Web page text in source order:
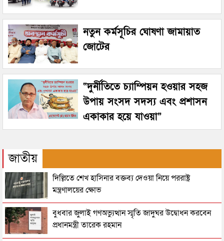
নতুন কর্মসূচির ঘোষণা জামায়াত
জোটের
“দুর্নীতিতে চ্যাম্পিয়ন হওয়ার সহজ
উপায় সংসদ সদস্য এবং প্রশাসন
একাকার হয়ে যাওয়া”
জাতীয়
দিল্লিতে শেখ হাসিনার বক্তব্য দেওয়া নিয়ে পররাষ্ট্র
মন্ত্রণালয়ের ক্ষোভ
বুধবার জুলাই গণঅভ্যুত্থান স্মৃতি জাদুঘর উদ্বোধন করবেন
প্রধানমন্ত্রী তারেক রহমান